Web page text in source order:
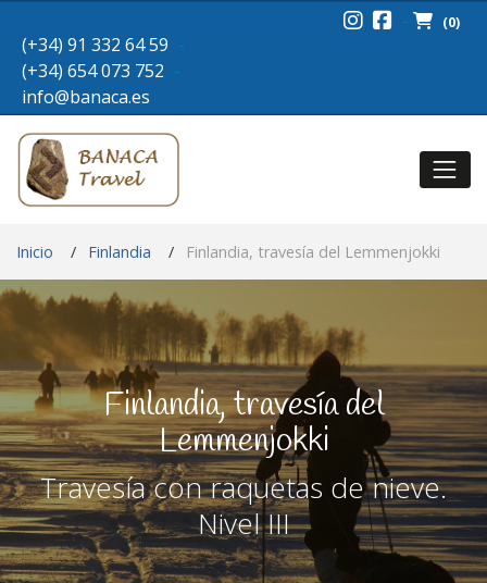
(+34) 91 332 64 59 -
(+34) 654 073 752 -
info@banaca.es
- (0)
(+34) 91 332 64 59 -
(+34) 654 073 752 -
info@banaca.es
- (0)
Inicio Finlandia Finlandia, travesía del Lemmenjokki
Finlandia, travesía del
Lemmenjokki
Travesía con raquetas de nieve.
Nivel III